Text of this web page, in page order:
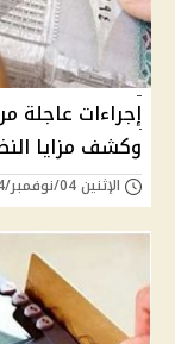
إجراءات عاجلة
وكشف مزايا
الإثنين 04/نوفمبر/2024 - 09:19 ص